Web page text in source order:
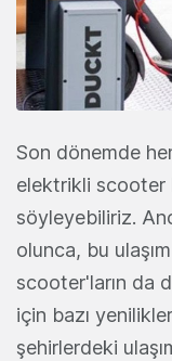
Son dönemde
elektrikli scooter
söyleyebiliriz.
olunca, bu
scooter'ların da
için bazı
şehirlerdeki